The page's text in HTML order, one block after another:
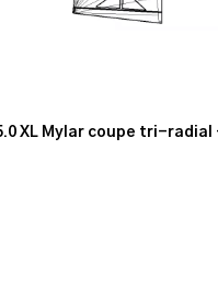
XL Mylar coupe tri-